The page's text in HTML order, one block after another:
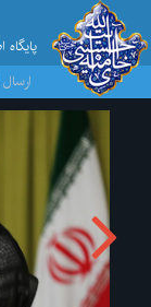
ارسال